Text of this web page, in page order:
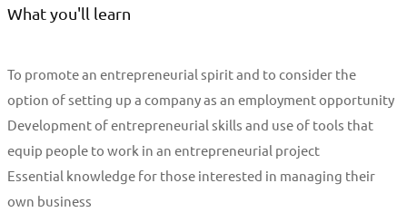
What you'll learn
To promote an entrepreneurial spirit and to consider the
option of setting up a company as an employment opportunity
Development of entrepreneurial skills and use of tools that
equip people to work in an entrepreneurial project
Essential knowledge for those interested in managing their
own business